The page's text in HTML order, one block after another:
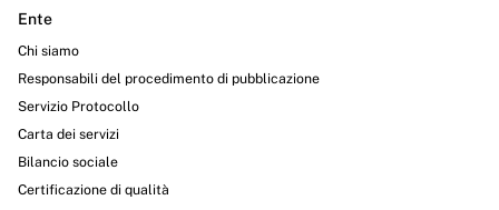
Ente
Chi siamo
Responsabili del procedimento di pubblicazione
Servizio Protocollo
Carta dei servizi
Bilancio sociale
Certificazione di qualità